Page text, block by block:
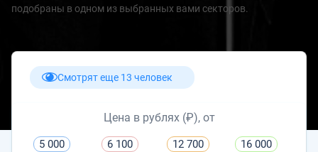
подобраны в одном из выбранных вами секторов.
Смотрят еще 13 человек
Цена в рублях (₽), от
5 000 6 100 12 700 16 000